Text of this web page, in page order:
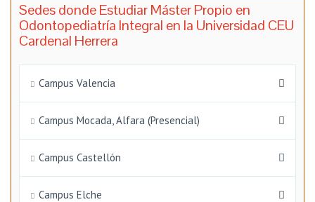
Sedes donde Estudiar Máster Propio en
Odontopediatría Integral en la Universidad CEU
Cardenal Herrera
Campus Valencia
Campus Mocada, Alfara (Presencial)
Campus Castellón
Campus Elche